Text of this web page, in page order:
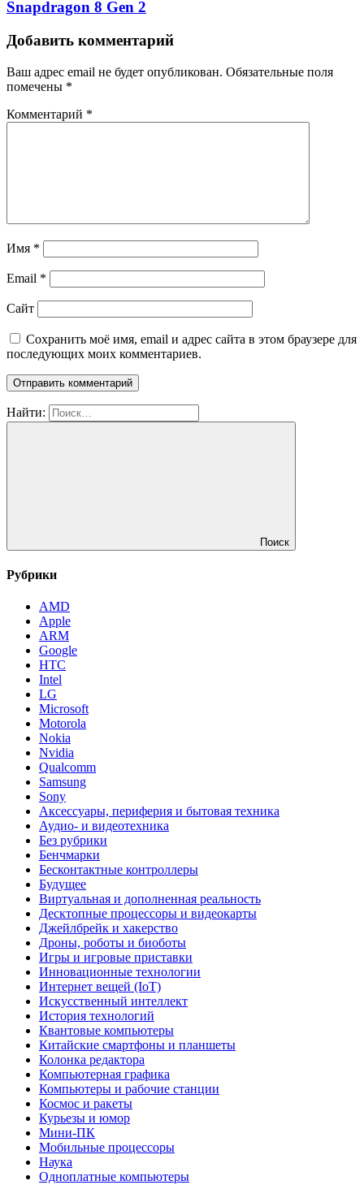
Snapdragon 8 Gen 2
Добавить комментарий
Ваш адрес email не будет опубликован. Обязательные поля
помечены *
Комментарий *
Имя *
Email *
Сайт
Сохранить моё имя, email и адрес сайта в этом браузере для
последующих моих комментариев.
Найти:
Поиск
Рубрики
AMD
Apple
ARM
Google
HTC
Intel
LG
Microsoft
Motorola
Nokia
Nvidia
Qualcomm
Samsung
Sony
Аксессуары, периферия и бытовая техника
Аудио- и видеотехника
Без рубрики
Бенчмарки
Бесконтактные контроллеры
Будущее
Виртуальная и дополненная реальность
Десктопные процессоры и видеокарты
Джейлбрейк и хакерство
Дроны, роботы и биоботы
Игры и игровые приставки
Инновационные технологии
Интернет вещей (IoT)
Искусственный интеллект
История технологий
Квантовые компьютеры
Китайские смартфоны и планшеты
Колонка редактора
Компьютерная графика
Компьютеры и рабочие станции
Космос и ракеты
Курьезы и юмор
Мини-ПК
Мобильные процессоры
Наука
Одноплатные компьютеры